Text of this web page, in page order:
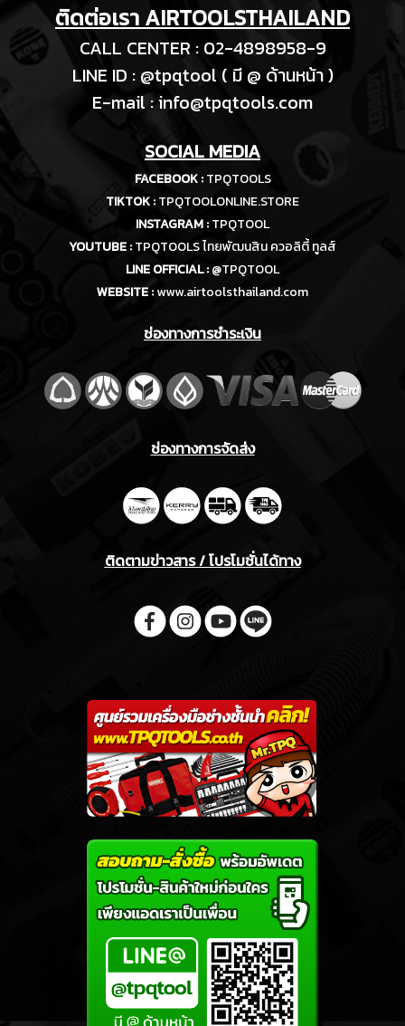
ติดต่อเรา AIRTOOLSTHAILAND
CALL CENTER : 02-4898958-9
LINE ID : @tpqtool ( มี @ ด้านหน้า )
E-mail :info@tpqtools.com
SOCIAL MEDIA
FACEBOOK : TPQTOOLS
TIKTOK :TPQTOOLONLINE.STORE
INSTAGRAM :TPQTOOL
YOUTUBE :TPQTOOLS ไทยพัฒนสิน ควอลิตี้ ทูลส์
LINE OFFICIAL :@TPQTOOL
WEBSITE :www.airtoolsthailand.com
ช่องทางการชำระเงิน
ช่องทางการจัดส่ง
ติดตามข่าวสาร / โปรโมชั่นได้ทาง